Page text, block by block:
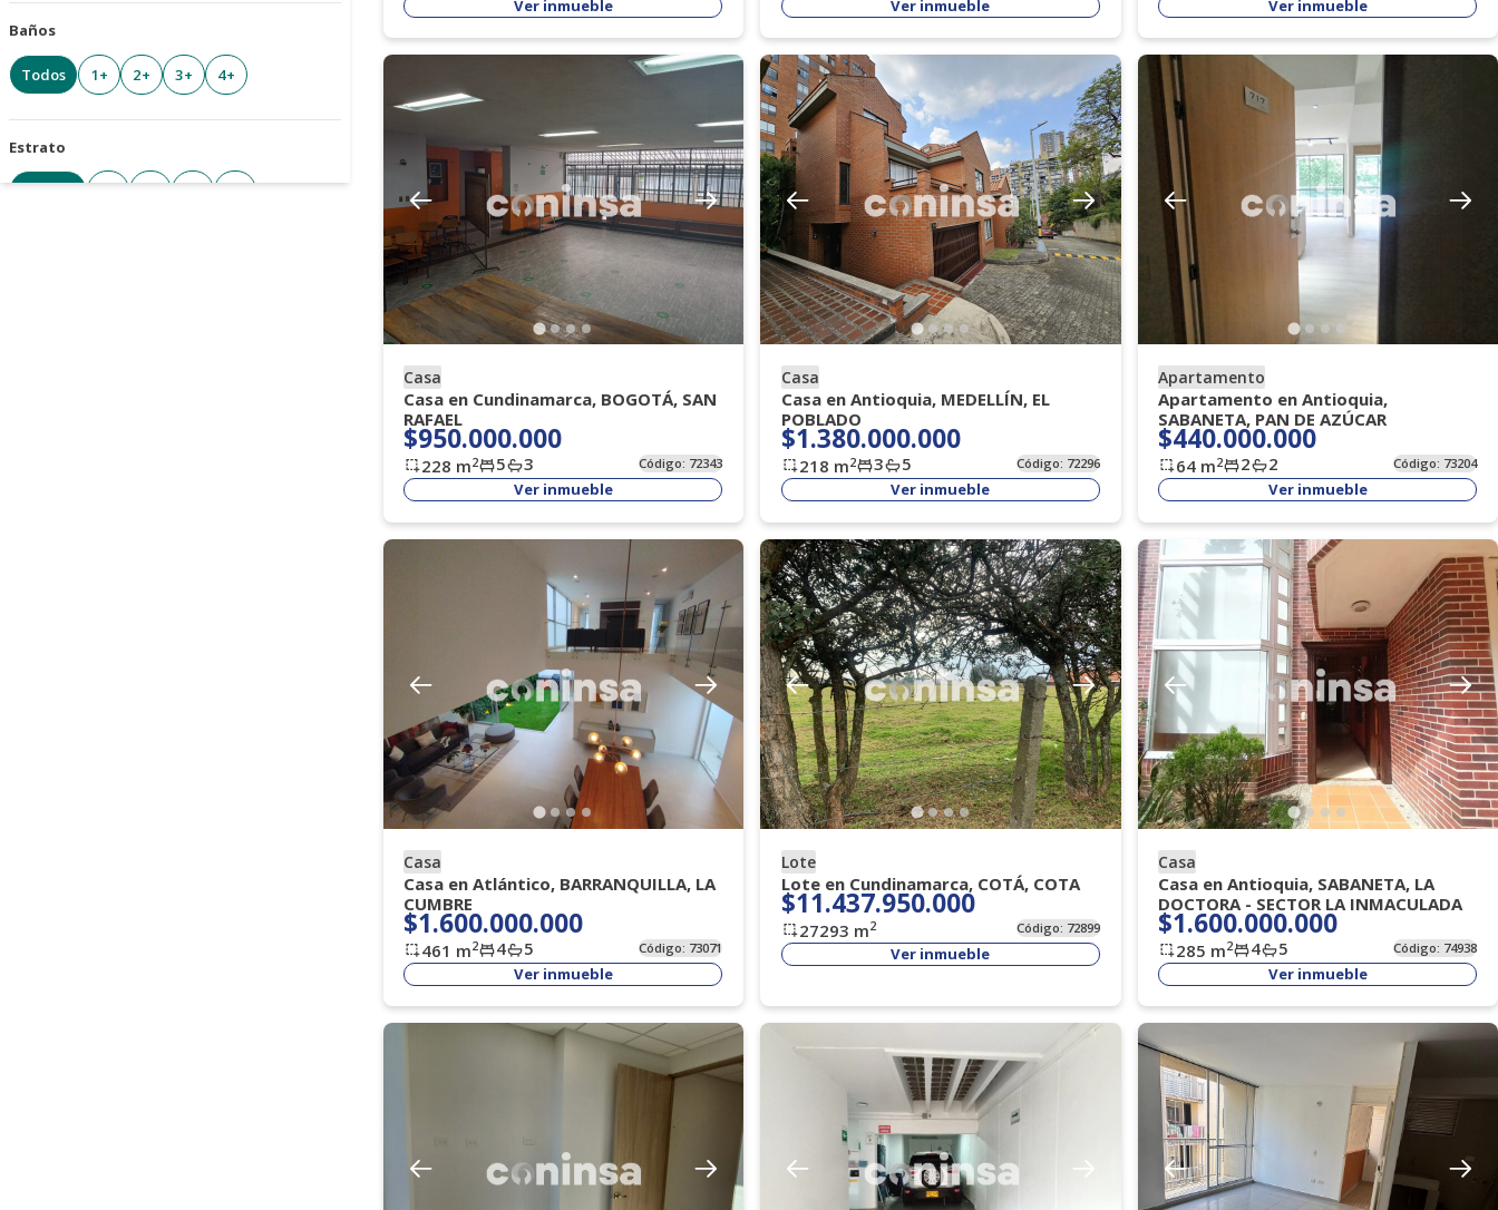
Baños
Todos 1+ 2+ 3+ 4+
Estrato
Ver inmueble Ver inmueble Ver inmueble
Casa
Casa en Cundinamarca, BOGOTÁ, SAN
RAFAEL
$950.000.000
228 m2 5 3 Código: 72343
Ver inmueble
Casa
Casa en Antioquia, MEDELLÍN, EL
POBLADO
$1.380.000.000
218 m2 3 5 Código: 72296
Ver inmueble
Apartamento
Apartamento en Antioquia,
SABANETA, PAN DE AZÚCAR
$440.000.000
64 m2 2 2 Código: 73204
Ver inmueble
Casa
Casa en Atlántico, BARRANQUILLA, LA
CUMBRE
$1.600.000.000
461 m2 4 5 Código: 73071
Ver inmueble
Lote
Lote en Cundinamarca, COTÁ, COTA
$11.437.950.000
27293 m2 Código: 72899
Ver inmueble
Casa
Casa en Antioquia, SABANETA, LA
DOCTORA - SECTOR LA INMACULADA
$1.600.000.000
285 m2 4 5 Código: 74938
Ver inmueble